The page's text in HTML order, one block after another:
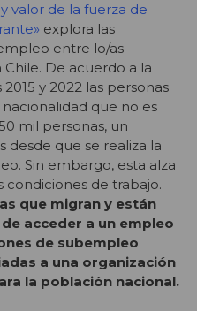
valor de la fuerza de
explora las
entre lo/as
De acuerdo a la
y 2022 las personas
que no es
mil personas, un
que se realiza la
Sin embargo, esta alza
condiciones de trabajo.
que migran y están
acceder a un empleo
de subempleo
a una organización
la población nacional.